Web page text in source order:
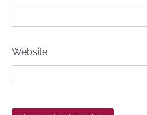
Website